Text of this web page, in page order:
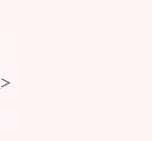
＞